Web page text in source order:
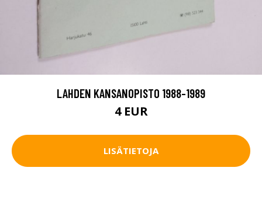
LAHDEN KANSANOPISTO 1988-1989
4 EUR
LISÄTIETOJA